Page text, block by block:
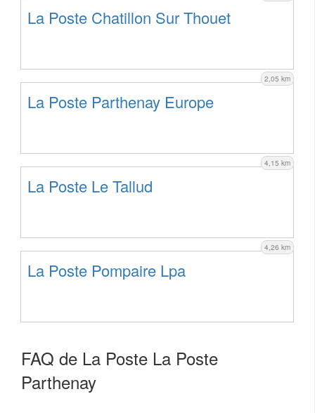
La Poste Chatillon Sur Thouet
2,05 km
La Poste Parthenay Europe
4,15 km
La Poste Le Tallud
4,26 km
La Poste Pompaire Lpa
FAQ de La Poste La Poste
Parthenay